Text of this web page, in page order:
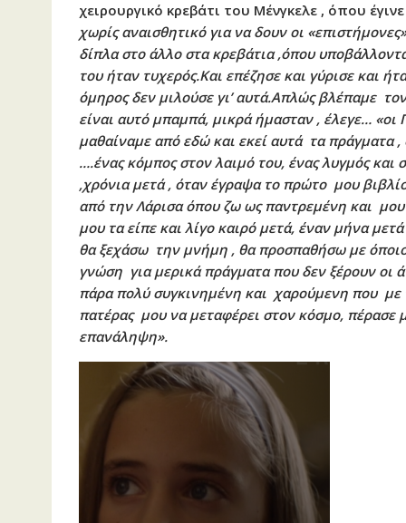
χειρουργικό κρεβάτι του Μένγκελε , όπου
χωρίς αναισθητικό για να δουν οι
δίπλα στο άλλο στα κρεβάτια ,όπου
του ήταν τυχερός.Και επέζησε και γύρισε και
όμηρος δεν μιλούσε γι’ αυτά.Απλώς βλέπαμε
είναι αυτό μπαμπά, μικρά ήμασταν , έλεγε…
μαθαίναμε από εδώ και εκεί αυτά τα πράγματα ,
….ένας κόμπος στον λαιμό του, ένας λυγμός
,χρόνια μετά , όταν έγραψα το πρώτο μου
από την Λάρισα όπου ζω ως παντρεμένη και
μου τα είπε και λίγο καιρό μετά, έναν μήνα
θα ξεχάσω την μνήμη , θα προσπαθήσω με
γνώση για μερικά πράγματα που δεν ξέρουν οι
πάρα πολύ συγκινημένη και χαρούμενη που
πατέρας μου να μεταφέρει στον κόσμο, πέρασε
επανάληψη».